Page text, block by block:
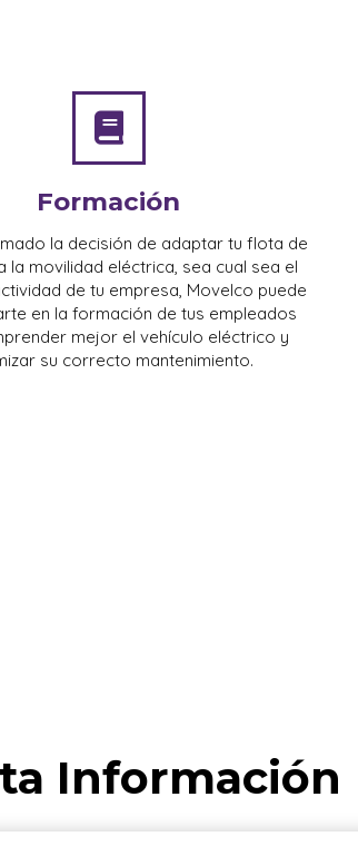
Formación
la decisión de adaptar tu flota de
la movilidad eléctrica, sea cual sea el
de tu empresa, Movelco puede
en la formación de tus empleados
mejor el vehículo eléctrico y
su correcto mantenimiento.
Información